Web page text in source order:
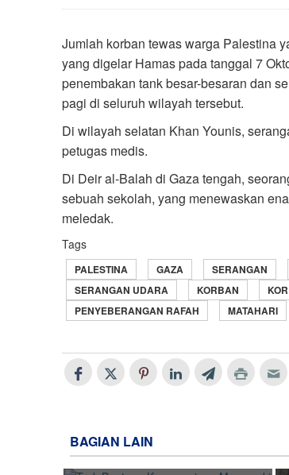
Jumlah korban tewas warga Palestina
yang digelar Hamas pada tanggal 7
penembakan tank besar-besaran dan
pagi di seluruh wilayah tersebut.
Di wilayah selatan Khan Younis,
petugas medis.
Di Deir al-Balah di Gaza tengah,
sebuah sekolah, yang menewaskan
meledak.
Tags
PALESTINA GAZA SERANGAN
SERANGAN UDARA
KORBAN
PENYEBERANGAN RAFAH
MATAHARI
BAGIAN LAIN